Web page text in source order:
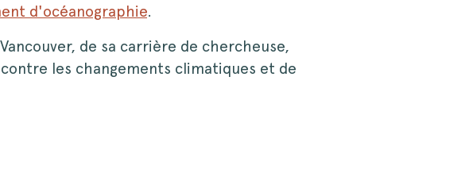
d'océanographie.
de sa carrière de chercheuse,
les changements climatiques et de